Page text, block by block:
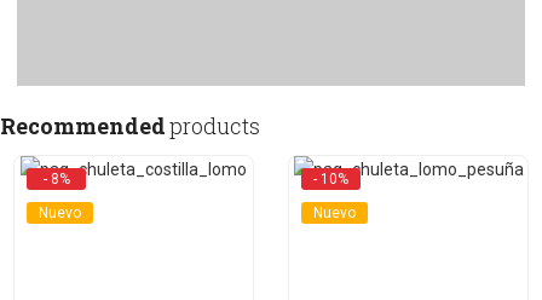
Recommendedproducts
- 8%
Nuevo
- 10%
Nuevo